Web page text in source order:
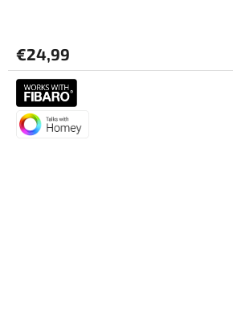
je
5,0
5
hviezdičiek.
€24,99